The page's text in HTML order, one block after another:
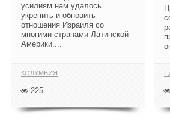
усилиям нам удалось
укрепить и обновить
отношения Израиля со
многими странами Латинской
Америки....
КОЛУМБИЯ
225